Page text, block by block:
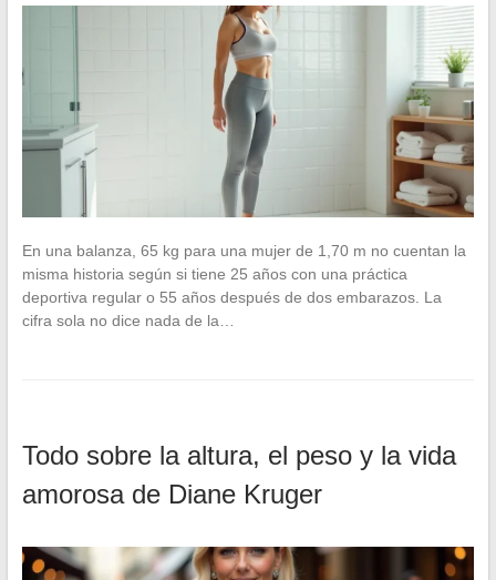
En una balanza, 65 kg para una mujer de 1,70 m no cuentan la
misma historia según si tiene 25 años con una práctica
deportiva regular o 55 años después de dos embarazos. La
cifra sola no dice nada de la…
Todo sobre la altura, el peso y la vida
amorosa de Diane Kruger